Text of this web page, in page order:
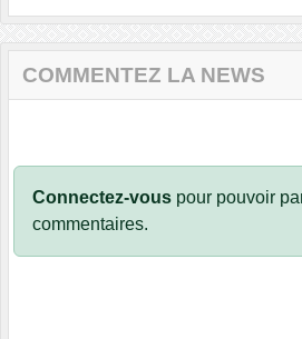
COMMENTEZ LA NEWS
Connectez-vous pour pouvoir
commentaires.